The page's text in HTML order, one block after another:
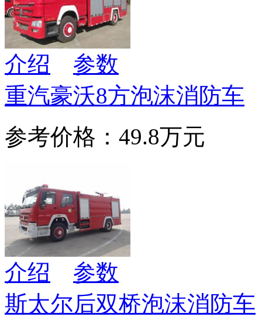
介绍
参数
重汽豪沃8方泡沫消防车
参考价格：49.8万元
介绍
参数
斯太尔后双桥泡沫消防车